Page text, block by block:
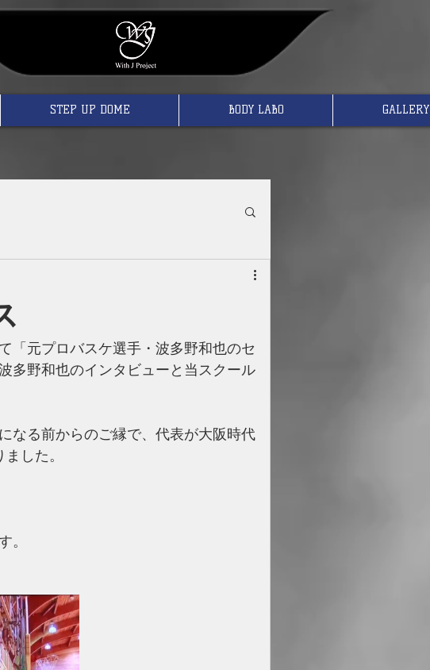
STEP UP DOME BODY LABO GALLERY
「元プロバスケ選手・波多野和也のセ
多野和也のインタビューと当スクール
なる前からのご縁で、代表が大阪時代
した。
。